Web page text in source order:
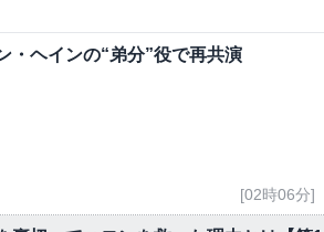
・ヘインの“弟分”役で再共演
[02時06分]